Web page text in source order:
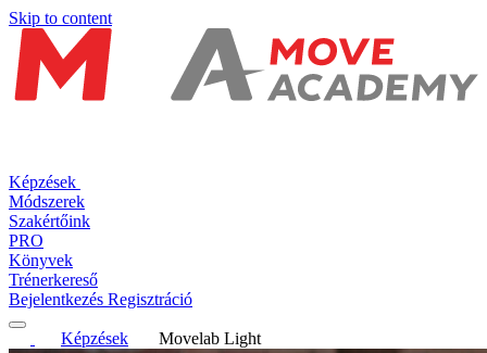
Skip to content
Képzések
Módszerek
Szakértőink
PRO
Könyvek
Trénerkereső
Bejelentkezés Regisztráció
Képzések Movelab Light